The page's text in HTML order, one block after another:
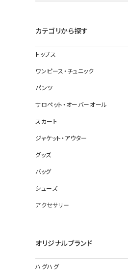
カテゴリから探す
トップス
ワンピース・チュニック
パンツ
サロペット・オーバーオール
スカート
ジャケット・アウター
グッズ
バッグ
シューズ
アクセサリー
オリジナルブランド
ハグハグ